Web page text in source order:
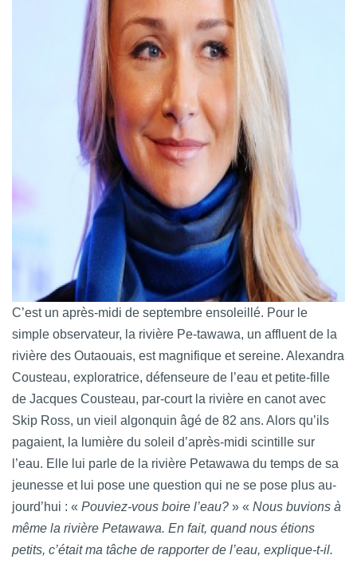
C’est un après-midi de septembre ensoleillé. Pour le
simple observateur, la rivière Pe-tawawa, un affluent de la
rivière des Outaouais, est magnifique et sereine. Alexandra
Cousteau, exploratrice, défenseure de l’eau et petite-fille
de Jacques Cousteau, par-court la rivière en canot avec
Skip Ross, un vieil algonquin âgé de 82 ans. Alors qu’ils
pagaient, la lumière du soleil d’après-midi scintille sur
l’eau. Elle lui parle de la rivière Petawawa du temps de sa
jeunesse et lui pose une question qui ne se pose plus au-
jourd’hui : « Pouviez-vous boire l’eau? » « Nous buvions à
même la rivière Petawawa. En fait, quand nous étions
petits, c’était ma tâche de rapporter de l’eau, explique-t-il.